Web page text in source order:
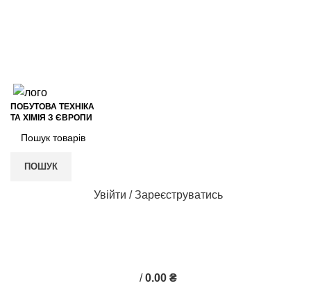
ПОБУТОВА ТЕХНІКА
ТА ХІМІЯ З ЄВРОПИ
ПОШУК
Увійти / Зареєструватись
/ 0.00 ₴